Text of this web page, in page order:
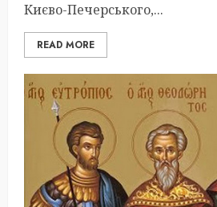
Києво-Печерського,...
READ MORE